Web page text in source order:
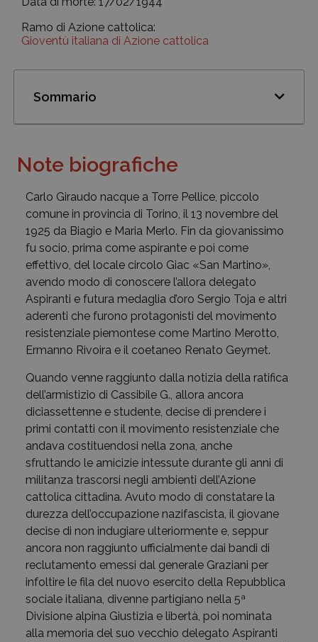
Ramo di Azione cattolica:
Gioventù italiana di Azione cattolica
Sommario
Note biografiche
Carlo Giraudo nacque a Torre Pellice, piccolo
comune in provincia di Torino, il 13 novembre del
1925 da Biagio e Maria Merlo. Fin da giovanissimo
fu socio, prima come aspirante e poi come
effettivo, del locale circolo Giac «San Martino»,
avendo modo di conoscere l’allora delegato
Aspiranti e futura medaglia d’oro Sergio Toja e altri
aderenti che furono protagonisti del movimento
resistenziale piemontese come Martino Merotto,
Ermanno Rivoira e il coetaneo Renato Geymet.
Quando venne raggiunto dalla notizia della ratifica
dell’armistizio di Cassibile G., allora ancora
diciassettenne e studente, decise di prendere i
primi contatti con il movimento resistenziale che
andava costituendosi nella zona, anche
sfruttando le amicizie intessute durante gli anni di
militanza trascorsi negli ambienti dell’Azione
cattolica cittadina. Avuto modo di constatare la
durezza dell’occupazione nazifascista, il giovane
decise di non indugiare ulteriormente e, seppur
ancora non raggiunto ufficialmente dai bandi di
reclutamento emessi dal generale Graziani per
infoltire le fila del nuovo esercito della Repubblica
sociale italiana, divenne partigiano nella 5ª
Divisione alpina Giustizia e libertà, poi nominata
alla memoria del suo vecchio delegato Aspiranti